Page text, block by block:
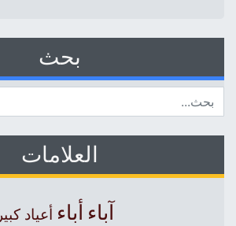
بحث
العلامات
آباءأباء أعياد كبيرة